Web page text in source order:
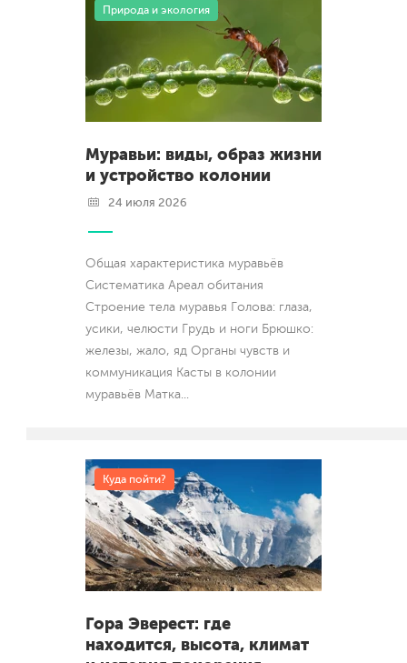
Природа и экология
Муравьи: виды, образ жизни
и устройство колонии
24 июля 2026
Общая характеристика муравьёв
Систематика Ареал обитания
Строение тела муравья Голова: глаза,
усики, челюсти Грудь и ноги Брюшко:
железы, жало, яд Органы чувств и
коммуникация Касты в колонии
муравьёв Матка
Куда пойти?
Гора Эверест: где
находится, высота, климат